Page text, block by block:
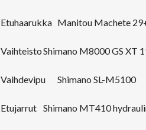
Etuhaarukka Manitou Machete
VaihteistoShimano M8000 GS XT
Vaihdevipu Shimano SL-M5100
Etujarrut Shimano MT410